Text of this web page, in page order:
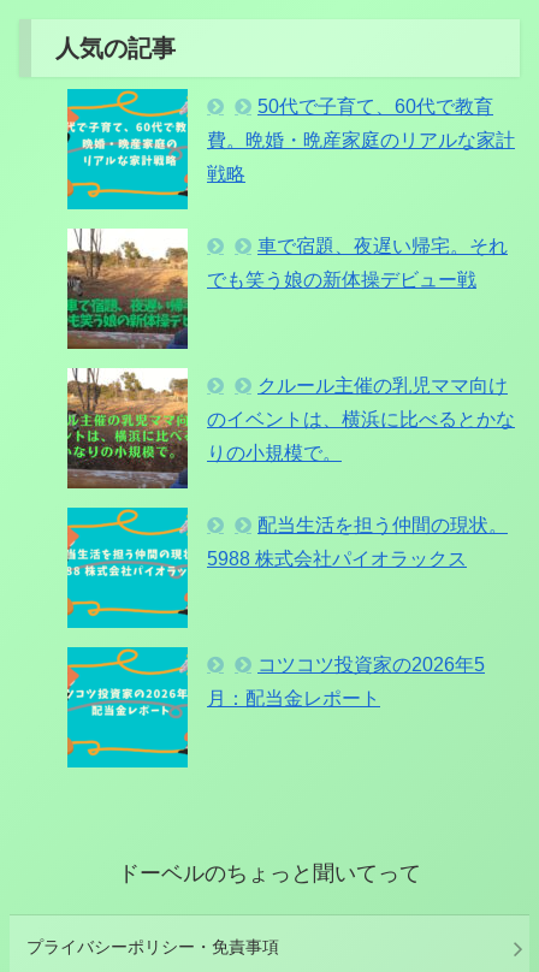
人気の記事
50代で子育て、60代で教育
費。晩婚・晩産家庭のリアルな家計
戦略
車で宿題、夜遅い帰宅。それ
でも笑う娘の新体操デビュー戦
クルール主催の乳児ママ向け
のイベントは、横浜に比べるとかな
りの小規模で。
配当生活を担う仲間の現状。
5988 株式会社パイオラックス
コツコツ投資家の2026年5
月：配当金レポート
ドーベルのちょっと聞いてって
プライバシーポリシー・免責事項